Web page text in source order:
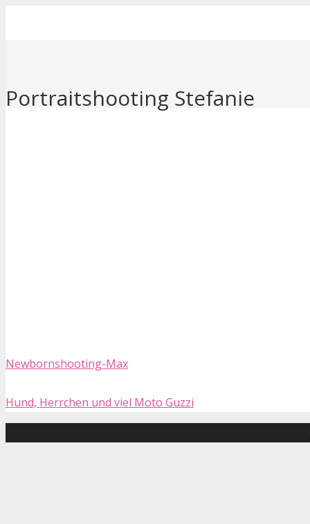
Portraitshooting Stefanie
Newbornshooting-Max
Hund, Herrchen und viel Moto Guzzi